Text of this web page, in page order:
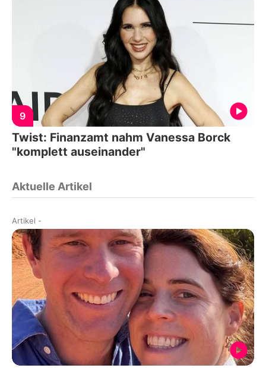
9
Twist: Finanzamt nahm Vanessa Borck
"komplett auseinander"
Aktuelle Artikel
Artikel -